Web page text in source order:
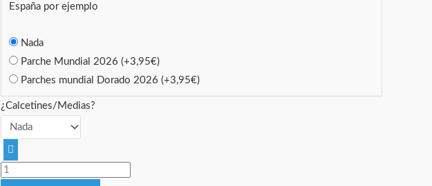
España por ejemplo
Nada
Parche Mundial 2026(+3,95€)
Parches mundial Dorado 2026(+3,95€)
¿Calcetines/Medias?